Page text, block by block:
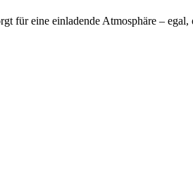
eine einladende Atmosphäre –